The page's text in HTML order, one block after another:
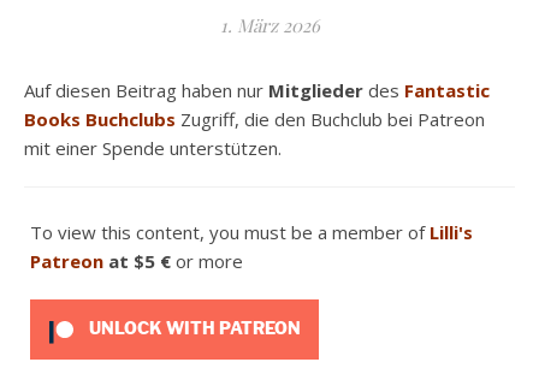
1. März 2026
Auf diesen Beitrag haben nur Mitglieder des Fantastic
Books Buchclubs Zugriff, die den Buchclub bei Patreon
mit einer Spende unterstützen.
To view this content, you must be a member of Lilli's
Patreon at $5 € or more
UNLOCK WITH PATREON